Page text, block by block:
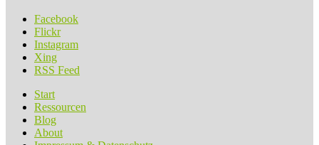
Facebook
Flickr
Instagram
Xing
RSS Feed
Start
Ressourcen
Blog
About